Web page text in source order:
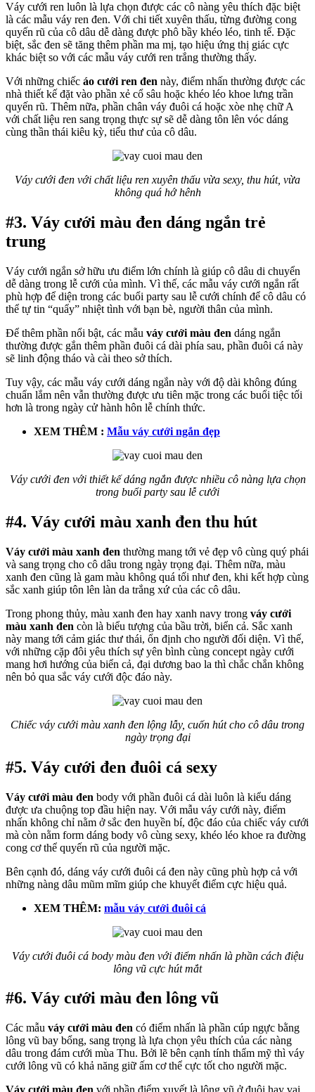
Váy cưới ren luôn là lựa chọn được các cô nàng yêu thích đặc biệt
là các mẫu váy ren đen. Với chi tiết xuyên thấu, từng đường cong
quyến rũ của cô dâu dễ dàng được phô bầy khéo léo, tinh tế. Đặc
biệt, sắc đen sẽ tăng thêm phần ma mị, tạo hiệu ứng thị giác cực
khác biệt so với các mẫu váy cưới ren trắng thường thấy.
Với những chiếc áo cưới ren đen này, điểm nhấn thường được các
nhà thiết kế đặt vào phần xẻ cổ sâu hoặc khéo léo khoe lưng trần
quyến rũ. Thêm nữa, phần chân váy đuôi cá hoặc xòe nhẹ chữ A
với chất liệu ren sang trọng thực sự sẽ dễ dàng tôn lên vóc dáng
cùng thần thái kiêu kỳ, tiểu thư của cô dâu.
Váy cưới đen với chất liệu ren xuyên thấu vừa sexy, thu hút, vừa
không quá hớ hênh
#3. Váy cưới màu đen dáng ngắn trẻ
trung
Váy cưới ngắn sở hữu ưu điểm lớn chính là giúp cô dâu di chuyển
dễ dàng trong lễ cưới của mình. Vì thế, các mẫu váy cưới ngắn rất
phù hợp để diện trong các buổi party sau lễ cưới chính để cô dâu có
thể tự tin “quẩy” nhiệt tình với bạn bè, người thân của mình.
Để thêm phần nổi bật, các mẫu váy cưới màu đen dáng ngắn
thường được gắn thêm phần đuôi cá dài phía sau, phần đuôi cá này
sẽ linh động tháo và cài theo sở thích.
Tuy vậy, các mẫu váy cưới dáng ngắn này với độ dài không đúng
chuẩn lắm nên vẫn thường được ưu tiên mặc trong các buổi tiệc tối
hơn là trong ngày cử hành hôn lễ chính thức.
XEM THÊM : Mẫu váy cưới ngắn đẹp
Váy cưới đen với thiết kế dáng ngắn được nhiều cô nàng lựa chọn
trong buổi party sau lễ cưới
#4. Váy cưới màu xanh đen thu hút
Váy cưới màu xanh đen thường mang tới vẻ đẹp vô cùng quý phái
và sang trọng cho cô dâu trong ngày trọng đại. Thêm nữa, màu
xanh đen cũng là gam màu không quá tối như đen, khi kết hợp cùng
sắc xanh giúp tôn lên làn da trắng xứ của các cô dâu.
Trong phong thủy, màu xanh đen hay xanh navy trong váy cưới
màu xanh đen còn là biểu tượng của bầu trời, biển cả. Sắc xanh
này mang tới cảm giác thư thái, ổn định cho người đối diện. Vì thế,
với những cặp đôi yêu thích sự yên bình cùng concept ngày cưới
mang hơi hướng của biển cả, đại dương bao la thì chắc chắn không
nên bỏ qua sắc váy cưới độc đáo này.
Chiếc váy cưới màu xanh đen lộng lẫy, cuốn hút cho cô dâu trong
ngày trọng đại
#5. Váy cưới đen đuôi cá sexy
Váy cưới màu đen body với phần đuôi cá dài luôn là kiểu dáng
được ưa chuộng top đầu hiện nay. Với mẫu váy cưới này, điểm
nhấn không chỉ nằm ở sắc đen huyền bí, độc đáo của chiếc váy cưới
mà còn nằm form dáng body vô cùng sexy, khéo léo khoe ra đường
cong cơ thể quyến rũ của người mặc.
Bên cạnh đó, dáng váy cưới đuôi cá đen này cũng phù hợp cả với
những nàng dâu mũm mĩm giúp che khuyết điểm cực hiệu quả.
XEM THÊM: mẫu váy cưới đuôi cá
Váy cưới đuôi cá body màu đen với điểm nhấn là phần cách điệu
lông vũ cực hút mắt
#6. Váy cưới màu đen lông vũ
Các mẫu váy cưới màu đen có điểm nhấn là phần cúp ngực bằng
lông vũ bay bổng, sang trọng là lựa chọn yêu thích của các nàng
dâu trong đám cưới mùa Thu. Bởi lẽ bên cạnh tính thẩm mỹ thì váy
cưới lông vũ có khả năng giữ ấm cơ thể cực tốt cho người mặc.